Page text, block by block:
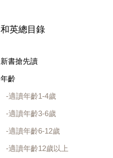
和英總目錄
新書搶先讀
年齡
適讀年齡1-4歲
適讀年齡3-6歲
適讀年齡6-12歲
適讀年齡12歲以上